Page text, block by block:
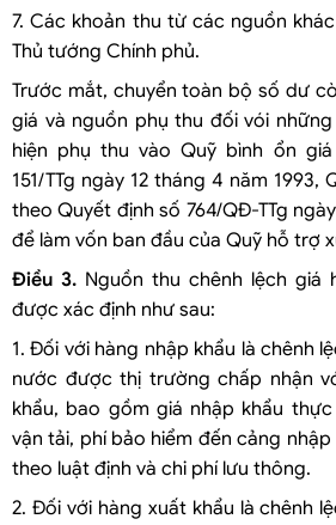
7. Các khoản thu từ các nguồn
Thủ tướng Chính phủ.
Trước mắt, chuyển toàn bộ số dư
giá và nguồn phụ thu đối vói
hiện phụ thu vào Quỹ bình ổn
151/TTg ngày 12 tháng 4 năm 1993,
theo Quyết định số 764/QĐ-TTg
để làm vốn ban đầu của Quỹ hỗ trợ
Điều 3. Nguồn thu chênh lệch giá
được xác định như sau:
1. Đối với hàng nhập khẩu là chênh
nước được thị trường chấp nhận
khẩu, bao gồm giá nhập khẩu
vận tải, phí bảo hiểm đến cảng
theo luật định và chi phí lưu thông.
2. Đối với hàng xuất khẩu là chênh